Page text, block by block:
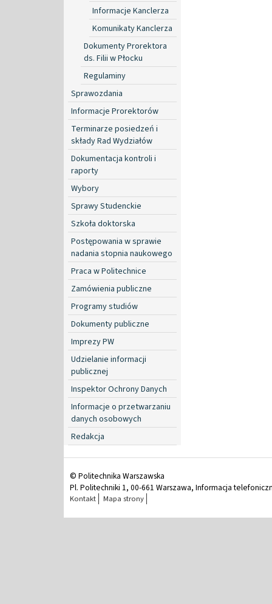
Informacje Kanclerza
Komunikaty Kanclerza
Dokumenty Prorektora
ds. Filii w Płocku
Regulaminy
Sprawozdania
Informacje Prorektorów
Terminarze posiedzeń i
składy Rad Wydziałów
Dokumentacja kontroli i
raporty
Wybory
Sprawy Studenckie
Szkoła doktorska
Postępowania w sprawie
nadania stopnia naukowego
Praca w Politechnice
Zamówienia publiczne
Programy studiów
Dokumenty publiczne
Imprezy PW
Udzielanie informacji
publicznej
Inspektor Ochrony Danych
Informacje o przetwarzaniu
danych osobowych
Redakcja
© Politechnika Warszawska
Pl. Politechniki 1, 00-661 Warszawa, Informacja
Kontakt Mapa strony